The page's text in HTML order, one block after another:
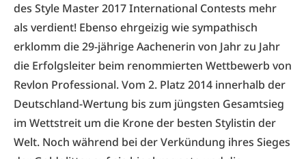
des Style Master 2017 International Contests mehr
als verdient! Ebenso ehrgeizig wie sympathisch
erklomm die 29-jährige Aachenerin von Jahr zu Jahr
die Erfolgsleiter beim renommierten Wettbewerb von
Revlon Professional. Vom 2. Platz 2014 innerhalb der
Deutschland-Wertung bis zum jüngsten Gesamtsieg
im Wettstreit um die Krone der besten Stylistin der
Welt. Noch während bei der Verkündung ihres Sieges